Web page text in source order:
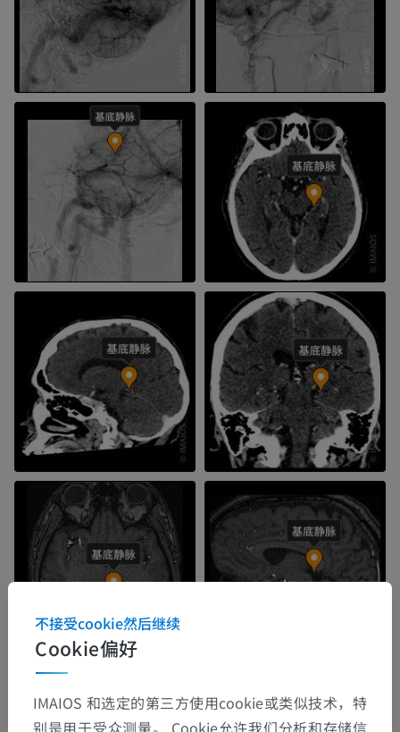
Cookie偏好
不接受cookie然后继续
IMAIOS 和选定的第三方使用cookie或类似技术，特
别是用于受众测量。 Cookie允许我们分析和存储信